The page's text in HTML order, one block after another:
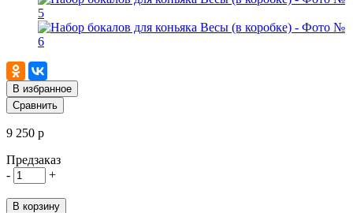
В избранное
Сравнить
9 250 р
Предзаказ
-
+
В корзину